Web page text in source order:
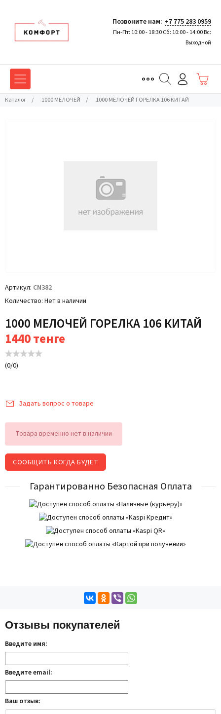
Позвоните нам: +7 775 283 0959
Пн-Пт: 10:00 - 18:30 Сб: 10:00 - 14:00 Вс:
Выходной
Каталог / 1000 МЕЛОЧЕЙ / 1000 МЕЛОЧЕЙ ГОРЕЛКА 106 КИТАЙ
Артикул CN382
Количество Нет в наличии
1000 МЕЛОЧЕЙ ГОРЕЛКА 106 КИТАЙ
1440тенге
(0/0)
Задать вопрос о товаре
Товара временно нет в наличии
СООБЩИТЬ КОГДА БУДЕТ
Гарантированно Безопасная Оплата
Отзывы покупателей
Введите имя:
Введите email:
Ваш отзыв: